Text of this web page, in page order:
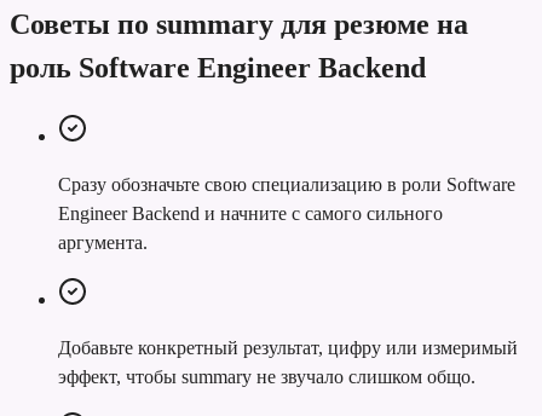
Советы по summary для резюме на
роль Software Engineer Backend
Сразу обозначьте свою специализацию в роли Software
Engineer Backend и начните с самого сильного
аргумента.
Добавьте конкретный результат, цифру или измеримый
эффект, чтобы summary не звучало слишком общо.